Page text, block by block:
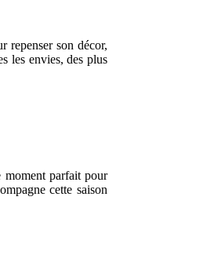
repenser son décor,
les envies, des plus
moment parfait pour
cette saison